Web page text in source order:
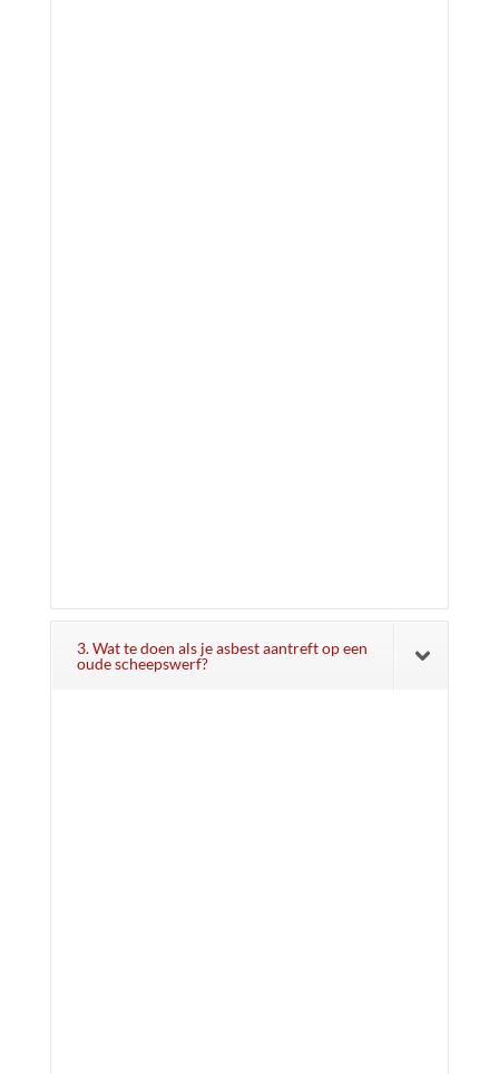
3. Wat te doen als je asbest aantreft op een
oude scheepswerf?